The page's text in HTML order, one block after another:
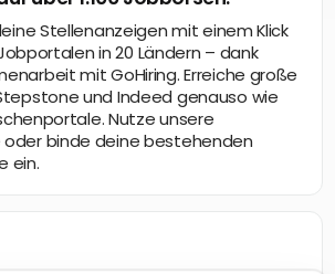
Stellenanzeigen mit einem Klick
Jobportalen in 20 Ländern – dank
mit GoHiring. Erreiche große
und Indeed genauso wie
Nutze unsere
binde deine bestehenden
ein.